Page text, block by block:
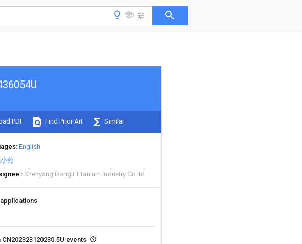
PDF Find Prior Art Similar
English
燕
Shenyang Dongli Titanium Industry Co ltd
events